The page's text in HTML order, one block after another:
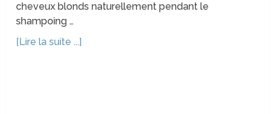
cheveux blonds naturellement pendant le
shampoing …
[Lire la suite ...]